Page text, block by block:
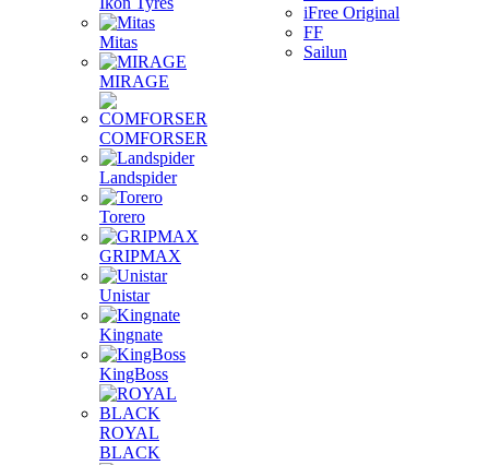
Mitas
MIRAGE
COMFORSER
Landspider
Torero
GRIPMAX
Unistar
Kingnate
KingBoss
ROYAL
BLACK
iFree Original
FF
Sailun